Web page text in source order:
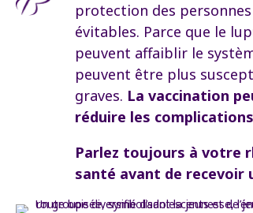
protection des
évitables. Parce que le
peuvent affaiblir le
peuvent être plus
graves. La vaccination
réduire les
Parlez toujours à votre
santé avant de recevoir